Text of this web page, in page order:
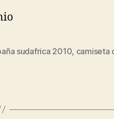
sudafrica 2010, camiseta